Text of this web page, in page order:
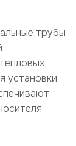
трубы
установки